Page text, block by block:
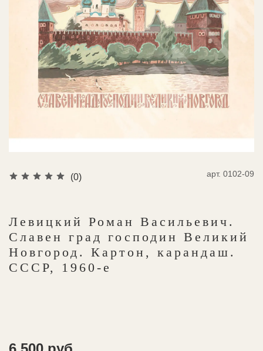
(0) арт. 0102-09
Левицкий Роман Васильевич.
Славен град господин Великий
Новгород. Картон, карандаш.
СССР, 1960-е